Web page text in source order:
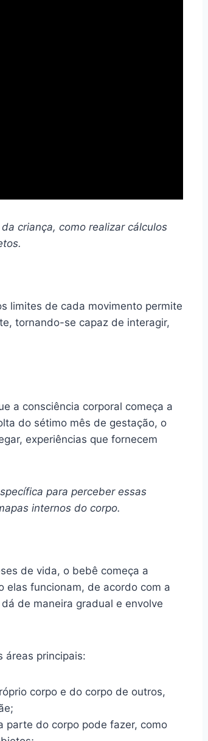
criança, como realizar cálculos
limites de cada movimento permite
tornando-se capaz de interagir,
a consciência corporal começa a
do sétimo mês de gestação, o
experiências que fornecem
para perceber essas
internos do corpo.
de vida, o bebê começa a
elas funcionam, de acordo com a
de maneira gradual e envolve
áreas principais:
corpo e do corpo de outros,
parte do corpo pode fazer, como